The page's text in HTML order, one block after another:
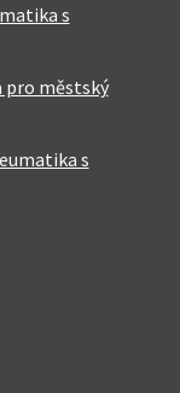
s
pro městský
s